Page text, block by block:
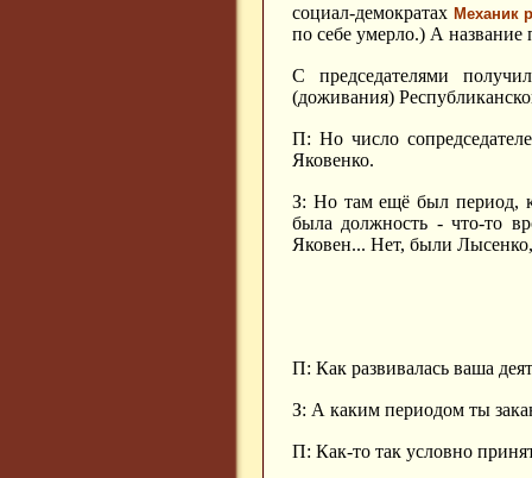
социал-демократах Механик
по себе умерло.) А
С председателями
(доживания)
П: Но число
Яковенко.
З: Но там ещё был период,
была должность - что-то
Яковен... Нет, были
П: Как развивалась ваша
З: А каким периодом ты
П: Как-то так условно